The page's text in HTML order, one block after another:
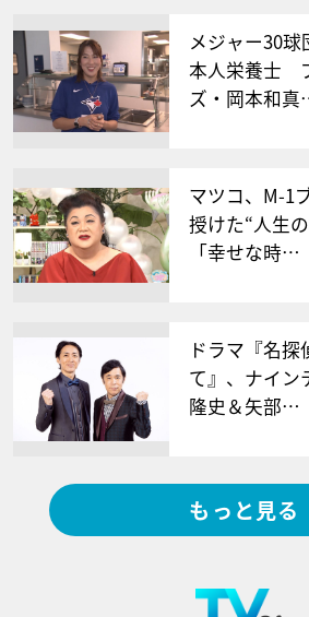
メジャー30球
本人栄養士
ズ・岡本和
マツコ、M-1
授けた“人生
「幸せな時…
ドラマ『名
て』、ナイン
隆史＆矢部…
もっと見る